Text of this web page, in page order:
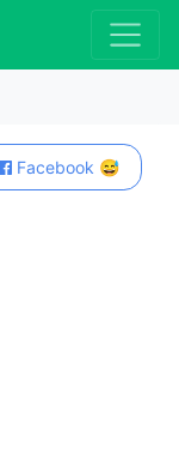
Facebook 😅